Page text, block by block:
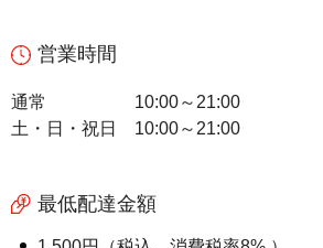
営業時間
通常
10:00～21:00
土・日・祝日
10:00～21:00
最低配達金額